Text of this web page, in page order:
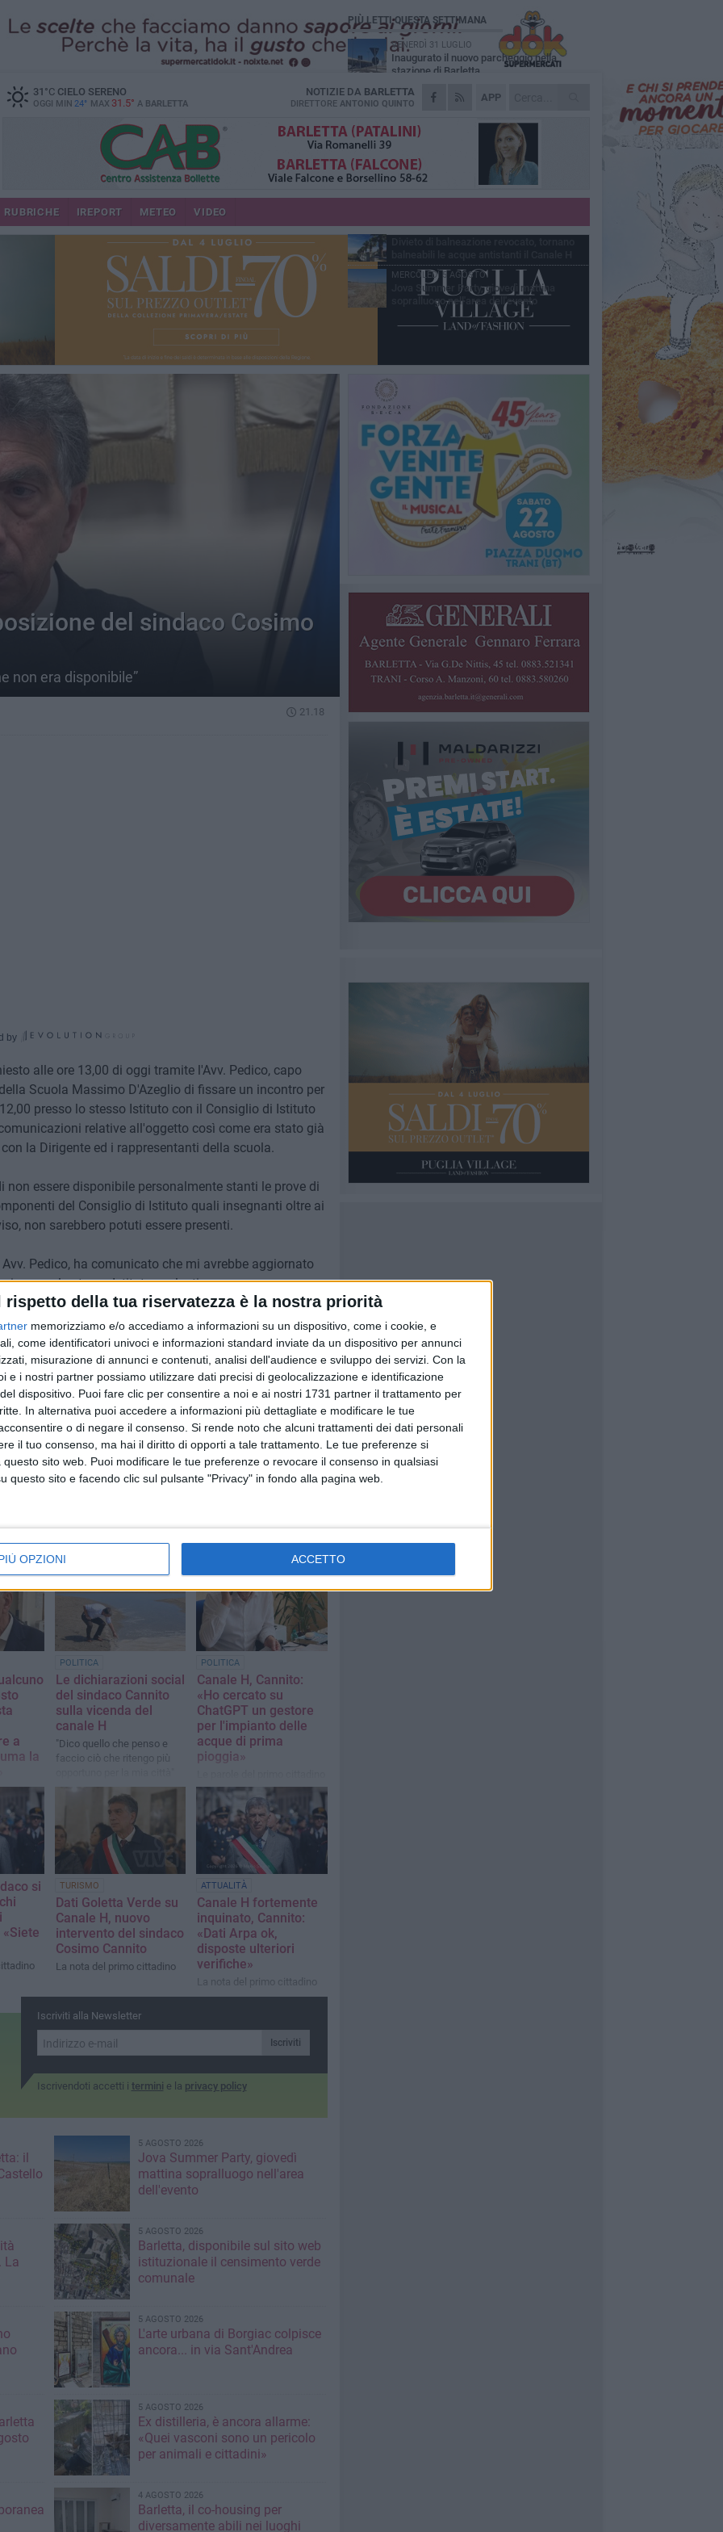
rispetto della tua riservatezza è la nostra priorità
memorizziamo e/o accediamo a informazioni su un dispositivo, come i cookie, e
come identificatori univoci e informazioni standard inviate da un dispositivo per annunci
misurazione di annunci e contenuti, analisi dell'audience e sviluppo dei servizi. Con la
e i nostri partner possiamo utilizzare dati precisi di geolocalizzazione e identificazione
dispositivo. Puoi fare clic per consentire a noi e ai nostri 1731 partner il trattamento per
In alternativa puoi accedere a informazioni più dettagliate e modificare le tue
o di negare il consenso. Si rende noto che alcuni trattamenti dei dati personali
il tuo consenso, ma hai il diritto di opporti a tale trattamento. Le tue preferenze si
sito web. Puoi modificare le tue preferenze o revocare il consenso in qualsiasi
questo sito e facendo clic sul pulsante "Privacy" in fondo alla pagina web.
OPZIONI ACCETTO
31 °CCIELO SERENO
OGGI MIN 24° MAX 31.5° A BARLETTA
APP
NOTIZIE DA BARLETTA
DIRETTORE ANTONIO QUINTO
RUBRICHE IREPORT METEO VIDEO
del sindaco Cosimo
non era disponibile”
21.18
by
alle ore 13,00 di oggi tramite l'Avv. Pedico, capo
Scuola Massimo D'Azeglio di fissare un incontro per
presso lo stesso Istituto con il Consiglio di Istituto
relative all'oggetto così come era stato già
la Dirigente ed i rappresentanti della scuola.
essere disponibile personalmente stanti le prove di
del Consiglio di Istituto quali insegnanti oltre ai
non sarebbero potuti essere presenti.
Pedico, ha comunicato che mi avrebbe aggiornato
presso lo stesso Istituto scolastico.
da parte della Dirigente scolastica per indire un
con i genitori interessati a conoscere le comunicazioni
a
la
del
POLITICA
Le dichiarazioni social
del sindaco Cannito
sulla vicenda del
canale H
"Dico quello che penso e
faccio ciò che ritengo più
POLITICA
Canale H, Cannito:
«Ho cercato su
ChatGPT un gestore
per l'impianto delle
acque di prima
pioggia»
in consiglio comunale
si
TURISMO
Dati Goletta Verde su
Canale H, nuovo
intervento del sindaco
Cosimo Cannito
La nota del primo cittadino
ATTUALITÀ
Canale H fortemente
inquinato, Cannito:
«Dati Arpa ok,
disposte ulteriori
verifiche»
La nota del primo cittadino
Iscriviti alla Newsletter
Iscriviti
Iscrivendoti accetti i termini e la privacy policy
il
5 AGOSTO 2026
Jova Summer Party, giovedì
mattina sopralluogo nell'area
dell'evento
La
5 AGOSTO 2026
Barletta, disponibile sul sito web
istituzionale il censimento verde
comunale
5 AGOSTO 2026
L'arte urbana di Borgiac colpisce
ancora... in via Sant'Andrea
5 AGOSTO 2026
Ex distilleria, è ancora allarme:
«Quei vasconi sono un pericolo
per animali e cittadini»
4 AGOSTO 2026
Barletta, il co-housing per
diversamente abili nei luoghi
PIÙ LETTI QUESTA SETTIMANA
VENERDÌ 31 LUGLIO
Inaugurato il nuovo parcheggio nella
stazione di Barletta
MERCOLEDÌ 5 AGOSTO
Barletta piange Gioacchino Dagnello:
GIOVEDÌ 30 LUGLIO
Rapina all'Ipercoop di Barletta: nel mirino la
gioielleria, banditi in fuga
DOMENICA 2 AGOSTO
Beni confiscati alla mafia. Nasce il servizio
VENERDÌ 31 LUGLIO
MERCOLEDÌ 5 AGOSTO
Jova Summer Party, giovedì mattina
sopralluogo nell'area dell'evento